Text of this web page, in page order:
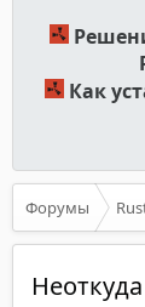
Как
Форумы